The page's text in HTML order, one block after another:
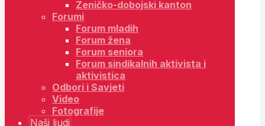
Zeničko-dobojski kanton
Forumi
Forum mladih
Forum žena
Forum seniora
Forum sindikalnih aktivista i
aktivistica
Odbori i Savjeti
Video
Fotografije
Naši ljudi